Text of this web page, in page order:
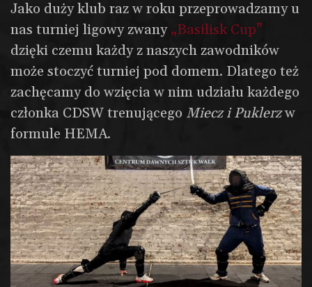
Jako duży klub raz w roku przeprowadzamy u
nas turniej ligowy zwany„Basilisk Cup”
dzięki czemu każdy z naszych zawodników
może stoczyć turniej pod domem. Dlatego też
zachęcamy do wzięcia w nim udziału każdego
członka CDSW trenującego Miecz i Puklerzw
formule HEMA.